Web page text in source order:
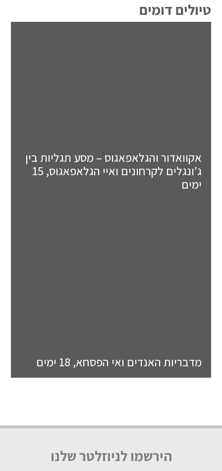
טיולים דומים
אקוואדור והגלאפאגוס – מסע תגליות בין
ג'ונגלים לקרחונים ואיי הגלאפאגוס, 15
ימים
מדבריות האנדים ואי הפסחא, 18 ימים
הירשמו לניוזלטר שלנו